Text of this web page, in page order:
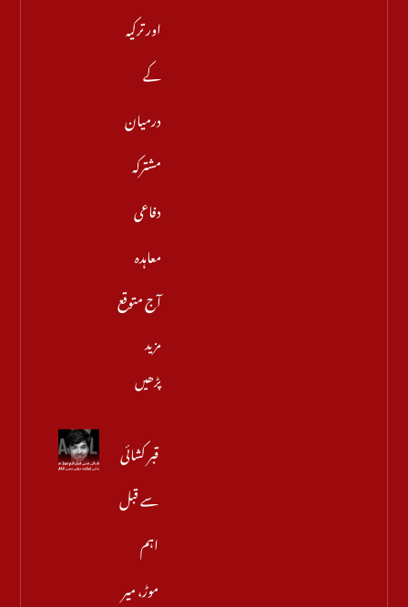
اور ترکیہ
کے
درمیان
مشترکہ
دفاعی
معاہدہ
آج متوقع
مزید
پڑھیں
قبر کشائی
سے قبل
اہم
موڑ، میر